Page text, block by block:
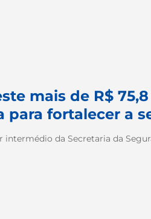
mais de R$
para fortalecer a
intermédio da Secretaria da